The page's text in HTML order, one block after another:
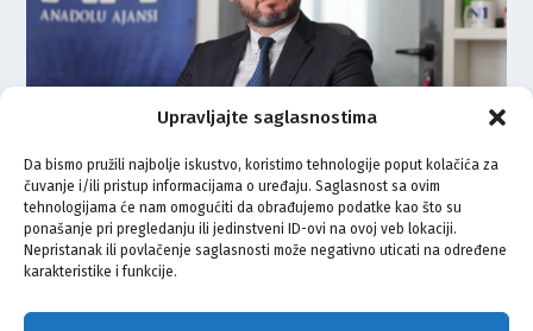
Upravljajte saglasnostima
Da bismo pružili najbolje iskustvo, koristimo tehnologije poput kolačića za
čuvanje i/ili pristup informacijama o uređaju. Saglasnost sa ovim
tehnologijama će nam omogućiti da obrađujemo podatke kao što su
ponašanje pri pregledanju ili jedinstveni ID-ovi na ovoj veb lokaciji.
Nepristanak ili povlačenje saglasnosti može negativno uticati na određene
karakteristike i funkcije.
OMEROVIĆ: BiH na ovakve “non
papere” mora imati snažan i
sistemski diplomatski odgovor